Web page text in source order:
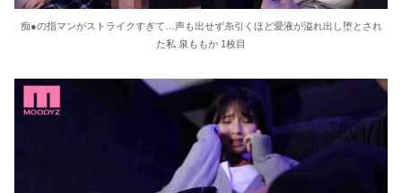
東大教授「今は織田信長は天才ではなく凡人だったという説が強いがそれは違うと思う」
【ＳＭ・調教】出会い系でエッチした最高のドＭ女
日本政府の突然のビザ厳格化に中国人から批判殺到。「もう鎖国しろ」「あきれてモノ言えない」
松居一代 画像36枚【ヌード】
痴●の指マンがストライクすぎて…声も出せず糸引くほど愛液が溢れ出し堕とされ
た私 泉ももか 1枚目